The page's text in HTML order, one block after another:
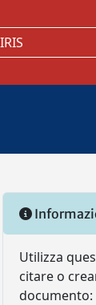
Utilizza
citare o
documento: